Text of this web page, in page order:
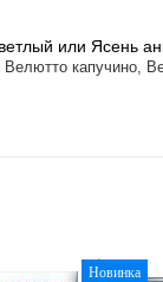
или Ясень
Велютто капучино,
Новинка